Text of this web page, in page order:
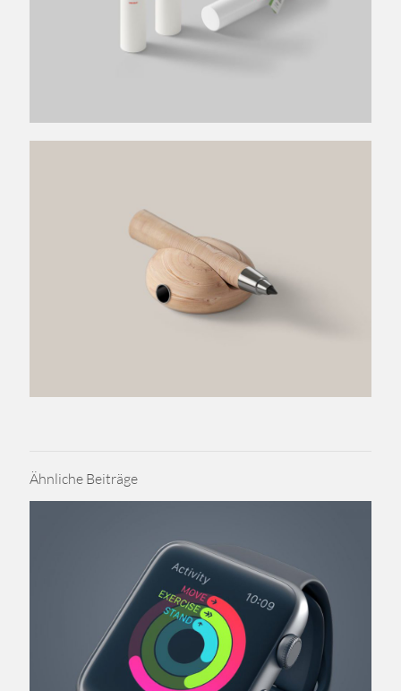
Ähnliche Beiträge